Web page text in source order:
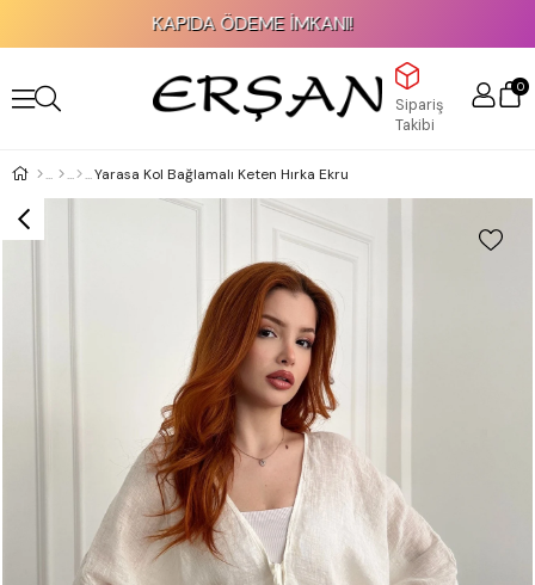
KAPIDA ÖDEME İMKANI!
Sipariş
Takibi
0
Yarasa Kol Bağlamalı Keten Hırka Ekru